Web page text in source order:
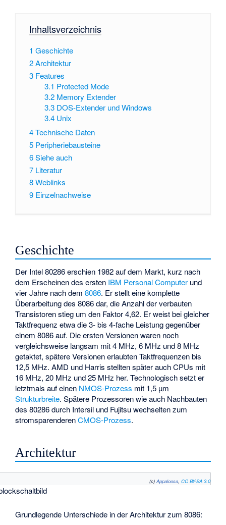
Inhaltsverzeichnis
1 Geschichte
2Architektur
3 Features
3.1 Protected Mode
3.2 Memory Extender
3.3 DOS-Extender und Windows
3.4 Unix
4Technische Daten
5 Peripheriebausteine
6Siehe auch
7 Literatur
8Weblinks
9 Einzelnachweise
Geschichte
Der Intel 80286 erschien 1982 auf dem Markt, kurz nach
dem Erscheinen des ersten IBM Personal Computer und
vier Jahre nach dem8086. Er stellt eine komplette
Überarbeitung des 8086 dar, die Anzahl der verbauten
Transistoren stieg um den Faktor 4,62. Er weist bei gleicher
Taktfrequenz etwa die 3- bis 4-fache Leistung gegenüber
einem 8086 auf. Die ersten Versionen waren noch
vergleichsweise langsam mit 4 MHz, 6 MHz und 8 MHz
getaktet, spätere Versionen erlaubten Taktfrequenzen bis
12,5 MHz. AMD und Harris stellten später auch CPUs mit
16 MHz, 20 MHz und 25 MHz her. Technologisch setzt er
letztmals auf einen NMOS-Prozess mit 1,5 µm
Strukturbreite. Spätere Prozessoren wie auch Nachbauten
des 80286 durch Intersil und Fujitsu wechselten zum
stromsparenderenCMOS-Prozess.
Architektur
(c) Appaloosa, CC BY-SA 3.0
Grundlegende Unterschiede in der Architektur zum 8086: